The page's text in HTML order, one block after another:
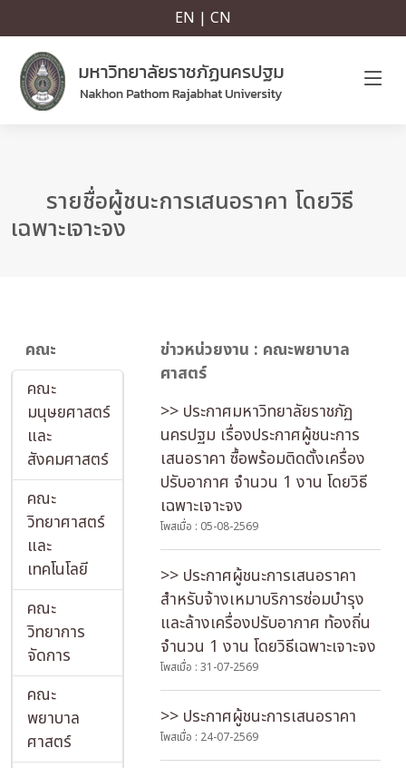
EN | CN
รายชื่อผู้ชนะการเสนอราคา โดยวิธี
เฉพาะเจาะจง
คณะ
คณะ
มนุษยศาสตร์
และ
สังคมศาสตร์
คณะ
วิทยาศาสตร์
และ
เทคโนโลยี
คณะ
วิทยาการ
จัดการ
คณะ
พยาบาล
ศาสตร์
ข่าวหน่วยงาน : คณะพยาบาล
ศาสตร์
>> ประกาศมหาวิทยาลัยราชภัฏ
นครปฐม เรื่องประกาศผู้ชนะการ
เสนอราคา ซื้อพร้อมติดตั้งเครื่อง
ปรับอากาศ จำนวน 1 งาน โดยวิธี
เฉพาะเจาะจง
โพสเมื่อ : 05-08-2569
>> ประกาศผู้ชนะการเสนอราคา
สำหรับจ้างเหมาบริการซ่อมบํารุง
และล้างเครื่องปรับอากาศ ท้องถิ่น
จำนวน 1 งาน โดยวิธีเฉพาะเจาะจง
โพสเมื่อ : 31-07-2569
>> ประกาศผู้ชนะการเสนอราคา
โพสเมื่อ : 24-07-2569